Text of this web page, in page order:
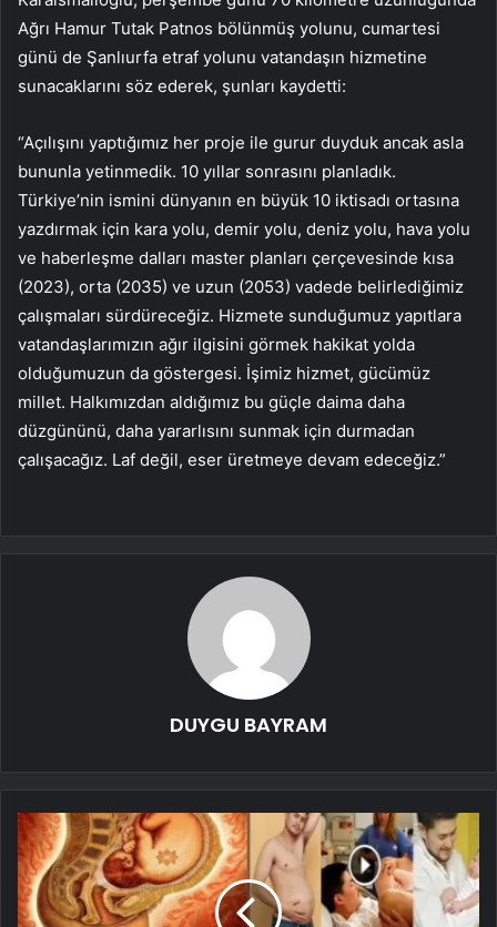
Ağrı Hamur Tutak Patnos bölünmüş yolunu, cumartesi
günü de Şanlıurfa etraf yolunu vatandaşın hizmetine
sunacaklarını söz ederek, şunları kaydetti:
“Açılışını yaptığımız her proje ile gurur duyduk ancak asla
bununla yetinmedik. 10 yıllar sonrasını planladık.
Türkiye’nin ismini dünyanın en büyük 10 iktisadı ortasına
yazdırmak için kara yolu, demir yolu, deniz yolu, hava yolu
ve haberleşme dalları master planları çerçevesinde kısa
(2023), orta (2035) ve uzun (2053) vadede belirlediğimiz
çalışmaları sürdüreceğiz. Hizmete sunduğumuz yapıtlara
vatandaşlarımızın ağır ilgisini görmek hakikat yolda
olduğumuzun da göstergesi. İşimiz hizmet, gücümüz
millet. Halkımızdan aldığımız bu güçle daima daha
düzgününü, daha yararlısını sunmak için durmadan
çalışacağız. Laf değil, eser üretmeye devam edeceğiz.”
DUYGU BAYRAM